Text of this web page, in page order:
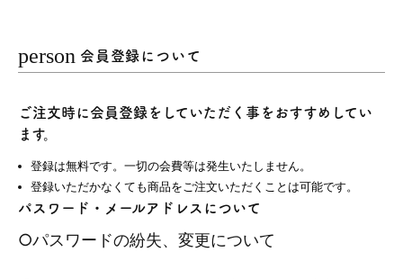
person 会員登録について
ご注文時に会員登録をしていただく事をおすすめしてい
ます。
登録は無料です。一切の会費等は発生いたしません。
登録いただかなくても商品をご注文いただくことは可能です。
パスワード・メールアドレスについて
○パスワードの紛失、変更について